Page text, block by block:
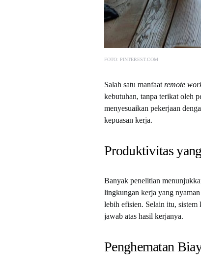
FOTO: PINTEREST.COM
Salah satu manfaat remote
kebutuhan, tanpa terikat oleh
menyesuaikan pekerjaan
kepuasan kerja.
Produktivitas
Banyak penelitian
lingkungan kerja yang
lebih efisien. Selain itu,
jawab atas hasil kerjanya.
Penghematan